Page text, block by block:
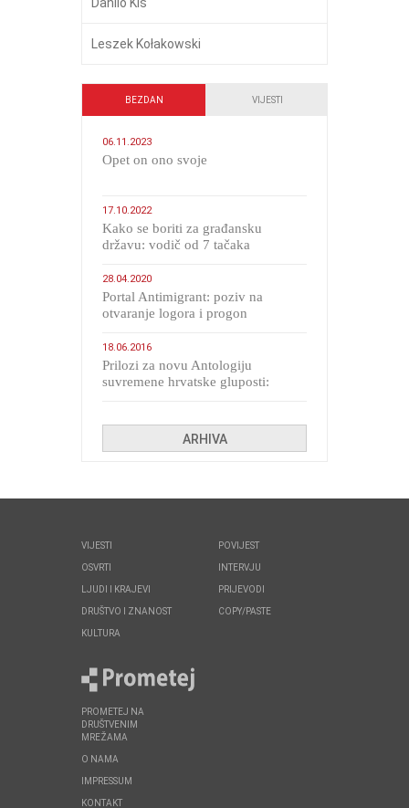
Danilo Kiš
Leszek Kołakowski
BEZDAN VIJESTI
06.11.2023
​Opet on ono svoje
17.10.2022
Kako se boriti za građansku
državu: vodič od 7 tačaka
28.04.2020
Portal Antimigrant: poziv na
otvaranje logora i progon
18.06.2016
Prilozi za novu Antologiju
suvremene hrvatske gluposti:
ARHIVA
VIJESTI
OSVRTI
LJUDI I KRAJEVI
DRUŠTVO I ZNANOST
KULTURA
POVIJEST
INTERVJU
PRIJEVODI
COPY/PASTE
PROMETEJ NA
DRUŠTVENIM
MREŽAMA
O NAMA
IMPRESSUM
KONTAKT